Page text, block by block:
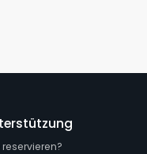
reservieren?